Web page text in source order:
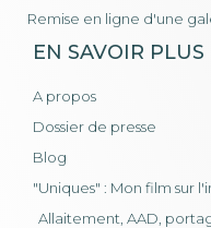
Remise en ligne d'une
EN SAVOIR PLUS
A propos
Dossier de presse
Blog
"Uniques" : Mon film sur
Allaitement, AAD,